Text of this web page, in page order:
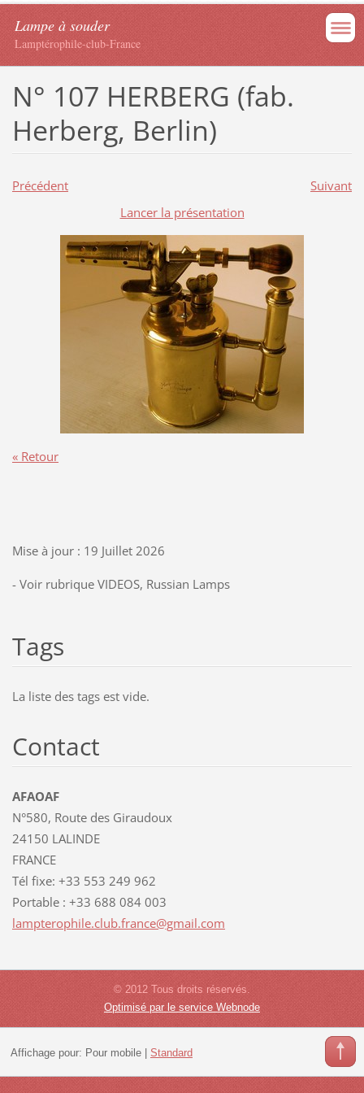
Lampe à souder
Lamptérophile-club-France
N° 107 HERBERG (fab.
Herberg, Berlin)
Précédent
Suivant
Lancer la présentation
« Retour
Mise à jour : 19 Juillet 2026
- Voir rubrique VIDEOS, Russian Lamps
Tags
La liste des tags est vide.
Contact
AFAOAF
N°580, Route des Giraudoux
24150 LALINDE
FRANCE
Tél fixe: +33 553 249 962
Portable : +33 688 084 003
lampterophile.club.france@gmail.com
© 2012 Tous droits réservés.
Optimisé par le service Webnode
Affichage pour: Pour mobile| Standard